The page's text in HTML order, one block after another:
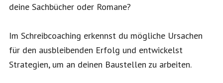
deine Sachbücher oder Romane?
Im Schreibcoaching erkennst du mögliche Ursachen
für den ausbleibenden Erfolg und entwickelst
Strategien, um an deinen Baustellen zu arbeiten.